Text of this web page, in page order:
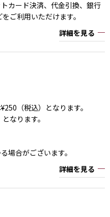
カード決済、代金引換、銀行
ご利用いただけます。
詳細を見る
（税込）となります。
なります。
場合がございます。
詳細を見る